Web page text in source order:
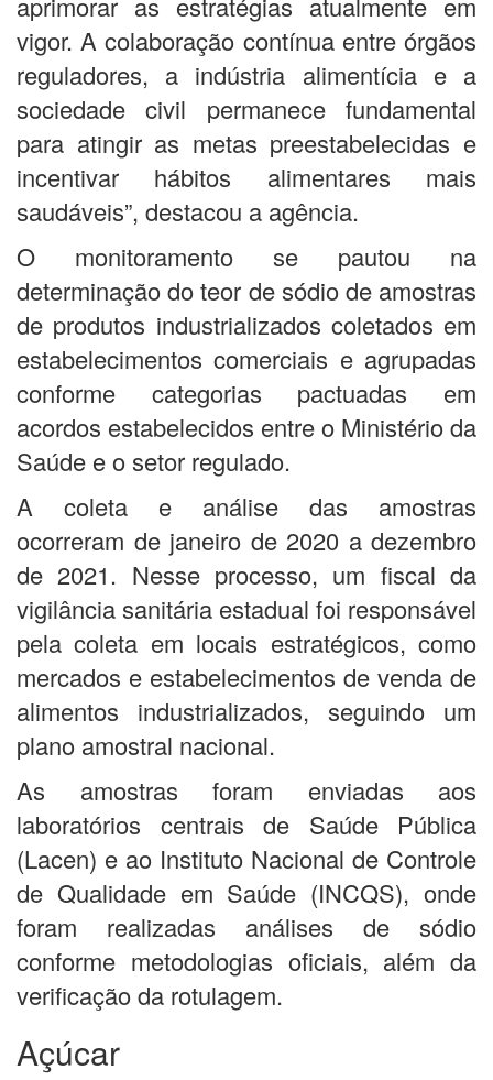
vigor. A colaboração contínua entre órgãos
reguladores, a indústria alimentícia e a
sociedade civil permanece fundamental
para atingir as metas preestabelecidas e
incentivar hábitos alimentares mais
saudáveis”, destacou a agência.
O monitoramento se pautou na
determinação do teor de sódio de amostras
de produtos industrializados coletados em
estabelecimentos comerciais e agrupadas
conforme categorias pactuadas em
acordos estabelecidos entre o Ministério da
Saúde e o setor regulado.
A coleta e análise das amostras
ocorreram de janeiro de 2020 a dezembro
de 2021. Nesse processo, um fiscal da
vigilância sanitária estadual foi responsável
pela coleta em locais estratégicos, como
mercados e estabelecimentos de venda de
alimentos industrializados, seguindo um
plano amostral nacional.
As amostras foram enviadas aos
laboratórios centrais de Saúde Pública
(Lacen) e ao Instituto Nacional de Controle
de Qualidade em Saúde (INCQS), onde
foram realizadas análises de sódio
conforme metodologias oficiais, além da
verificação da rotulagem.
Açúcar